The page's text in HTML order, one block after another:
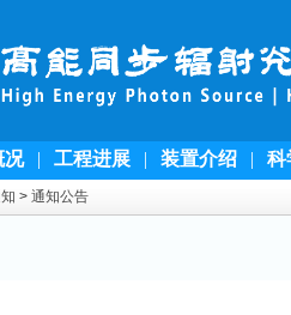
况 | 工程进展 | 装置介绍 | 科
> 通知公告